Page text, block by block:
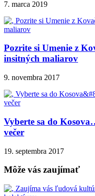
7. marca 2019
Pozrite si Umenie z
insitných maliarov
9. novembra 2017
Vyberte sa do
večer
19. septembra 2017
Môže vás zaujímať